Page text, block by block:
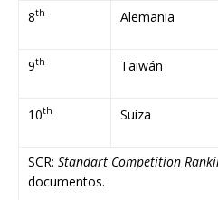
8th Alemania
9th Taiwán
10th Suiza
SCR: Standart Competition
documentos.